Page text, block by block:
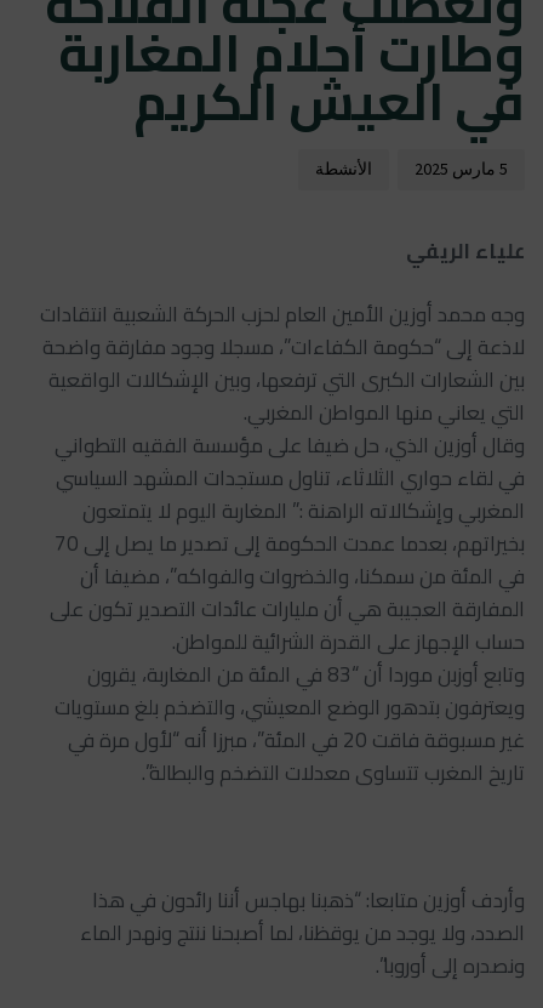
وطارت أحلام المغاربة
في العيش الكريم
5 مارس 2025 الأنشطة
علياء الريفي
وجه محمد أوزين الأمين العام لحزب الحركة الشعبية انتقادات
لاذعة إلى “حكومة الكفاءات”، مسجلا وجود مفارقة واضحة
بين الشعارات الكبرى التي ترفعها، وبين الإشكالات الواقعية
التي يعاني منها المواطن المغربي.
وقال أوزين الذي، حل ضيفا على مؤسسة الفقيه التطواني
في لقاء حواري الثلاثاء، تناول مستجدات المشهد السياسي
المغربي وإشكالاته الراهنة :” المغاربة اليوم لا يتمتعون
بخيراتهم، بعدما عمدت الحكومة إلى تصدير ما يصل إلى 70
في المئة من سمكنا، والخضروات والفواكه”، مضيفا أن
المفارقة العجيبة هي أن مليارات عائدات التصدير تكون على
حساب الإجهاز على القدرة الشرائية للمواطن.
وتابع أوزبن موردا أن “83 في المئة من المغاربة، يقرون
ويعترفون بتدهور الوضع المعيشي، والتضخم بلغ مستويات
غير مسبوقة فاقت 20 في المئة”، مبرزا أنه “لأول مرة في
تاريخ المغرب تتساوى معدلات التضخم والبطالة”.
وأردف أوزين متابعا: “ذهبنا بهاجس أننا رائدون في هذا
الصدد، ولا يوجد من يوقظنا، لما أصبحنا ننتج ونهدر الماء
ونصدره إلى أوروبا”.